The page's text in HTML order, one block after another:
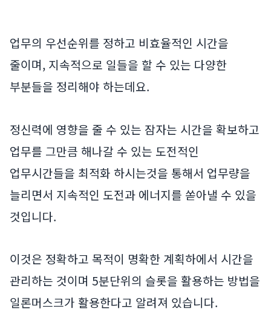
업무의 우선순위를 정하고 비효율적인 시간을
줄이며, 지속적으로 일들을 할 수 있는 다양한
부분들을 정리해야 하는데요.
정신력에 영향을 줄 수 있는 잠자는 시간을 확보하고
업무를 그만큼 해나갈 수 있는 도전적인
업무시간들을 최적화 하시는것을 통해서 업무량을
늘리면서 지속적인 도전과 에너지를 쏟아낼 수 있을
것입니다.
이것은 정확하고 목적이 명확한 계획하에서 시간을
관리하는 것이며 5분단위의 슬롯을 활용하는 방법을
일론머스크가 활용한다고 알려져 있습니다.